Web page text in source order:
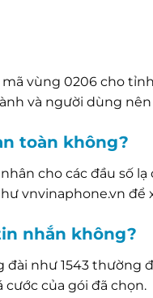
vùng 0206 cho
và người dùng nên
toàn không?
cho các đầu số
vnvinaphone.vn để
nhắn không?
như 1543 thường
của gói đã chọn.